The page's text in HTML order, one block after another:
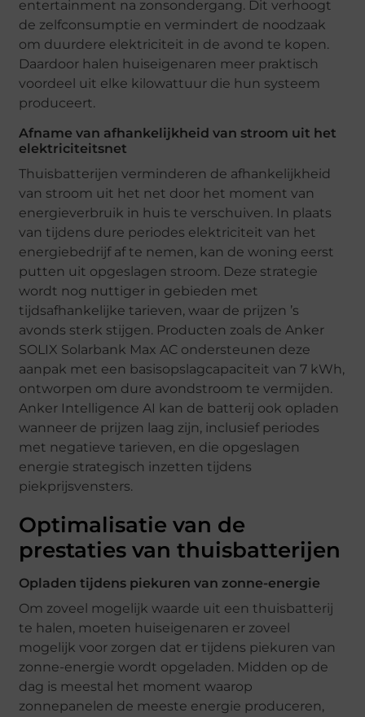
entertainment na zonsondergang. Dit verhoogt
de zelfconsumptie en vermindert de noodzaak
om duurdere elektriciteit in de avond te kopen.
Daardoor halen huiseigenaren meer praktisch
voordeel uit elke kilowattuur die hun systeem
produceert.
Afname van afhankelijkheid van stroom uit het
elektriciteitsnet
Thuisbatterijen verminderen de afhankelijkheid
van stroom uit het net door het moment van
energieverbruik in huis te verschuiven. In plaats
van tijdens dure periodes elektriciteit van het
energiebedrijf af te nemen, kan de woning eerst
putten uit opgeslagen stroom. Deze strategie
wordt nog nuttiger in gebieden met
tijdsafhankelijke tarieven, waar de prijzen ’s
avonds sterk stijgen. Producten zoals de Anker
SOLIX Solarbank Max AC ondersteunen deze
aanpak met een basisopslagcapaciteit van 7 kWh,
ontworpen om dure avondstroom te vermijden.
Anker Intelligence AI kan de batterij ook opladen
wanneer de prijzen laag zijn, inclusief periodes
met negatieve tarieven, en die opgeslagen
energie strategisch inzetten tijdens
piekprijsvensters.
Optimalisatie van de
prestaties van thuisbatterijen
Opladen tijdens piekuren van zonne-energie
Om zoveel mogelijk waarde uit een thuisbatterij
te halen, moeten huiseigenaren er zoveel
mogelijk voor zorgen dat er tijdens piekuren van
zonne-energie wordt opgeladen. Midden op de
dag is meestal het moment waarop
zonnepanelen de meeste energie produceren,